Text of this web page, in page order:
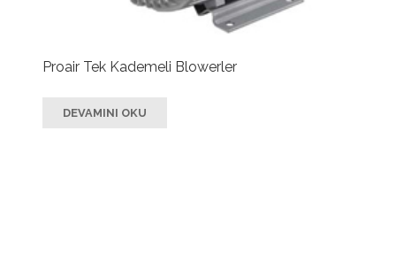
Proair Tek Kademeli Blowerler
DEVAMINI OKU